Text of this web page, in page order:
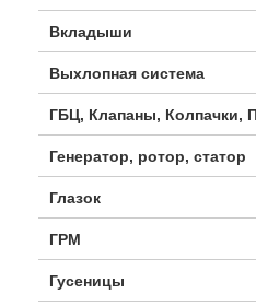
Вкладыши
Выхлопная система
ГБЦ, Клапаны, Колпачки,
Генератор, ротор, статор
Глазок
ГРМ
Гусеницы